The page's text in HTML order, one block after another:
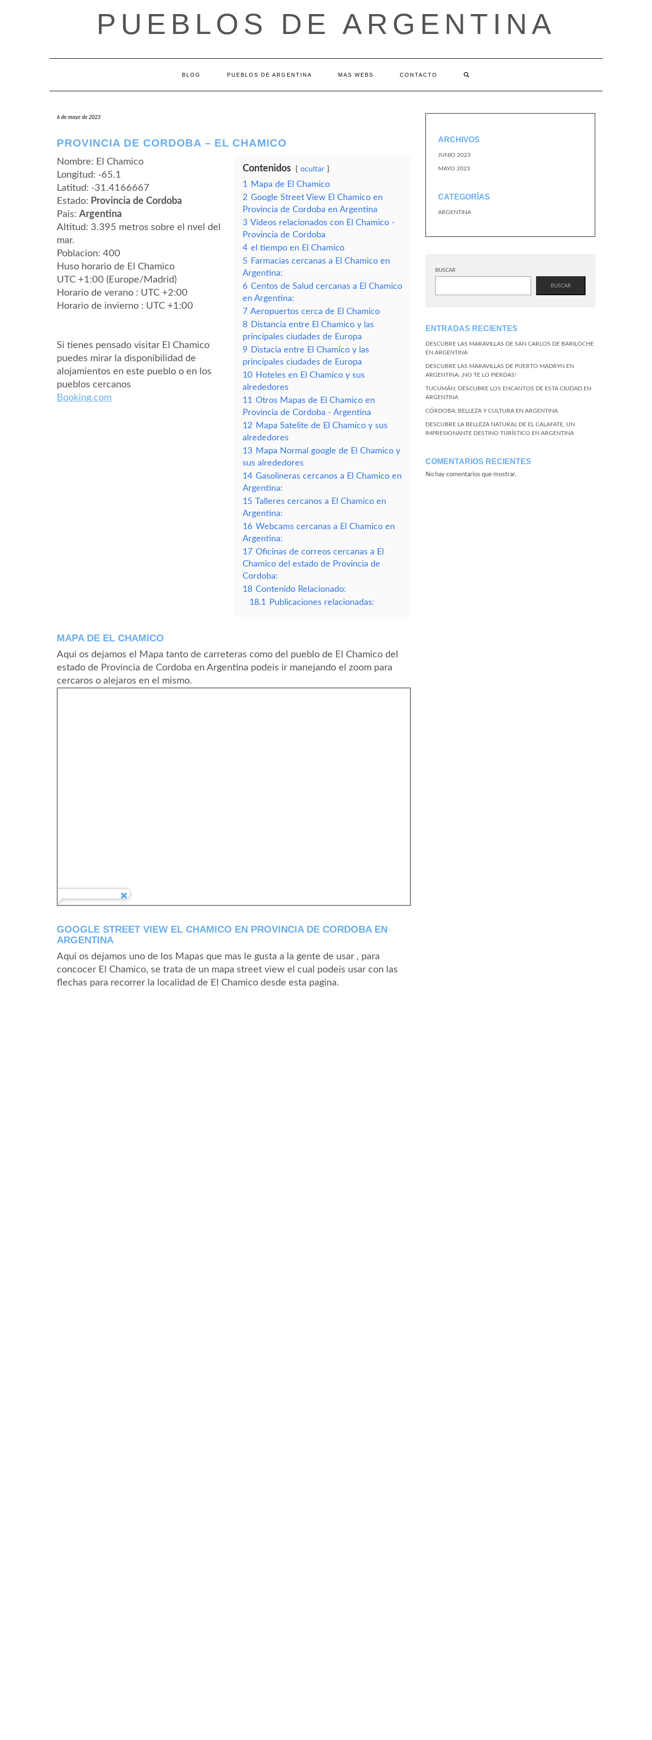
PUEBLOS DE ARGENTINA
BLOG PUEBLOS DE ARGENTINA MAS WEBS CONTACTO
6 de mayo de 2023
PROVINCIA DE CORDOBA – EL CHAMICO
Nombre: El Chamico
Longitud: -65.1
Latitud: -31.4166667
Estado: Provincia de Cordoba
Pais: Argentina
Altitud: 3.395 metros sobre el nvel del
mar.
Poblacion: 400
Huso horario de El Chamico
UTC +1:00 (Europe/Madrid)
Horario de verano : UTC +2:00
Horario de invierno : UTC +1:00
Si tienes pensado visitar El Chamico
puedes mirar la disponibilidad de
alojamientos en este pueblo o en los
pueblos cercanos
Booking.com
Contenidos ocultar
1
Mapa de El Chamico
2 Google Street View El Chamico en
Provincia de Cordoba en Argentina
3 Vídeos relacionados con El Chamico -
Provincia de Cordoba
4 el tiempo en El Chamico
5 Farmacias cercanas a El Chamico en
Argentina:
6 Centos de Salud cercanas a El Chamico
en Argentina:
7 Aeropuertos cerca de El Chamico
8 Distancia entre El Chamico y las
principales ciudades de Europa
9 Distacia entre El Chamico y las
principales ciudades de Europa
10 Hoteles en El Chamico y sus
alrededores
11 Otros Mapas de El Chamico en
Provincia de Cordoba - Argentina
12 Mapa Satelite de El Chamico y sus
alrededores
13 Mapa Normal google de El Chamico y
sus alrededores
14 Gasolineras cercanos a El Chamico en
Argentina:
15 Talleres cercanos a El Chamico en
Argentina:
16 Webcams cercanas a El Chamico en
Argentina:
17 Oficinas de correos cercanas a El
Chamico del estado de Provincia de
Cordoba:
18 Contenido Relacionado:
18.1
Publicaciones relacionadas:
MAPA DE EL CHAMICO
Aqui os dejamos el Mapa tanto de carreteras como del pueblo de El Chamico del
estado de Provincia de Cordoba en Argentina podeis ir manejando el zoom para
cercaros o alejaros en el mismo.
GOOGLE STREET VIEW EL CHAMICO EN PROVINCIA DE CORDOBA EN
ARGENTINA
Aqui os dejamos uno de los Mapas que mas le gusta a la gente de usar , para
concocer El Chamico, se trata de un mapa street view el cual podeis usar con las
flechas para recorrer la localidad de El Chamico desde esta pagina.
ARCHIVOS
JUNIO 2023
MAYO 2023
CATEGORÍAS
ARGENTINA
BUSCAR
BUSCAR
ENTRADAS RECIENTES
DESCUBRE LAS MARAVILLAS DE SAN CARLOS DE BARILOCHE
EN ARGENTINA
DESCUBRE LAS MARAVILLAS DE PUERTO MADRYN EN
ARGENTINA: ¡NO TE LO PIERDAS!
TUCUMÁN: DESCUBRE LOS ENCANTOS DE ESTA CIUDAD EN
ARGENTINA
CÓRDOBA: BELLEZA Y CULTURA EN ARGENTINA
DESCUBRE LA BELLEZA NATURAL DE EL CALAFATE, UN
IMPRESIONANTE DESTINO TURÍSTICO EN ARGENTINA
COMENTARIOS RECIENTES
No hay comentarios que mostrar.